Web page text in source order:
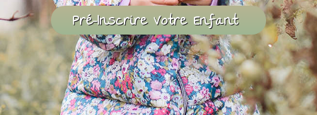
Pré-Inscrire Votre Enfant